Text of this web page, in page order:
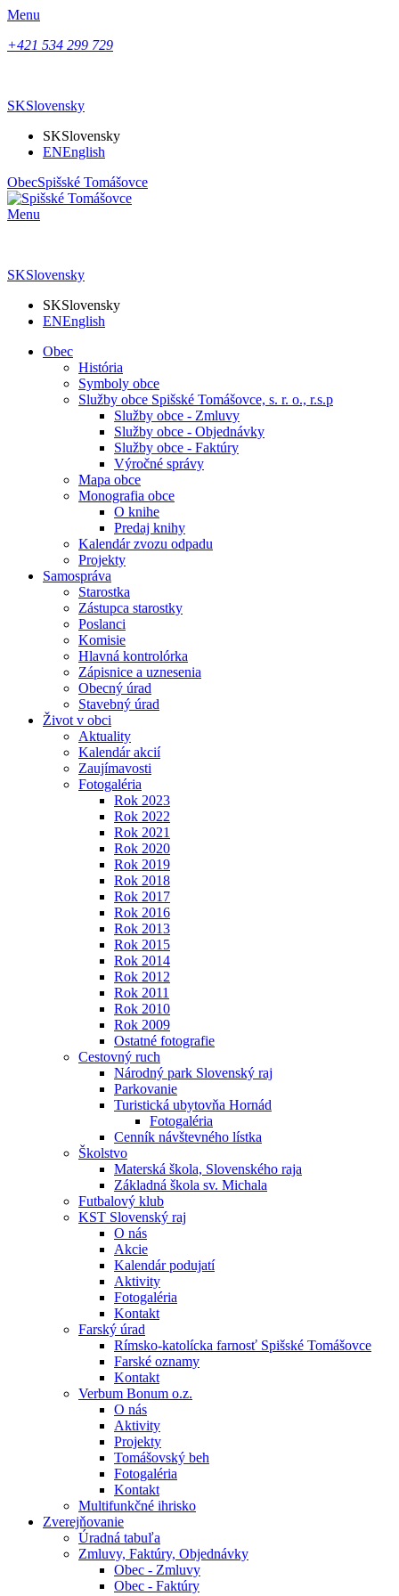
Menu
+421 534 299 729
SKSlovensky
SKSlovensky
ENEnglish
ObecSpišské Tomášovce
Menu
SKSlovensky
SKSlovensky
ENEnglish
Obec
História
Symboly obce
Služby obce Spišské Tomášovce, s. r. o., r.s.p
Služby obce - Zmluvy
Služby obce - Objednávky
Služby obce - Faktúry
Výročné správy
Mapa obce
Monografia obce
O knihe
Predaj knihy
Kalendár zvozu odpadu
Projekty
Samospráva
Starostka
Zástupca starostky
Poslanci
Komisie
Hlavná kontrolórka
Zápisnice a uznesenia
Obecný úrad
Stavebný úrad
Život v obci
Aktuality
Kalendár akcií
Zaujímavosti
Fotogaléria
Rok 2023
Rok 2022
Rok 2021
Rok 2020
Rok 2019
Rok 2018
Rok 2017
Rok 2016
Rok 2013
Rok 2015
Rok 2014
Rok 2012
Rok 2011
Rok 2010
Rok 2009
Ostatné fotografie
Cestovný ruch
Národný park Slovenský raj
Parkovanie
Turistická ubytovňa Hornád
Fotogaléria
Cenník návštevného lístka
Školstvo
Materská škola, Slovenského raja
Základná škola sv. Michala
Futbalový klub
KST Slovenský raj
O nás
Akcie
Kalendár podujatí
Aktivity
Fotogaléria
Kontakt
Farský úrad
Rímsko-katolícka farnosť Spišské Tomášovce
Farské oznamy
Kontakt
Verbum Bonum o.z.
O nás
Aktivity
Projekty
Tomášovský beh
Fotogaléria
Kontakt
Multifunkčné ihrisko
Zverejňovanie
Úradná tabuľa
Zmluvy, Faktúry, Objednávky
Obec - Zmluvy
Obec - Faktúry